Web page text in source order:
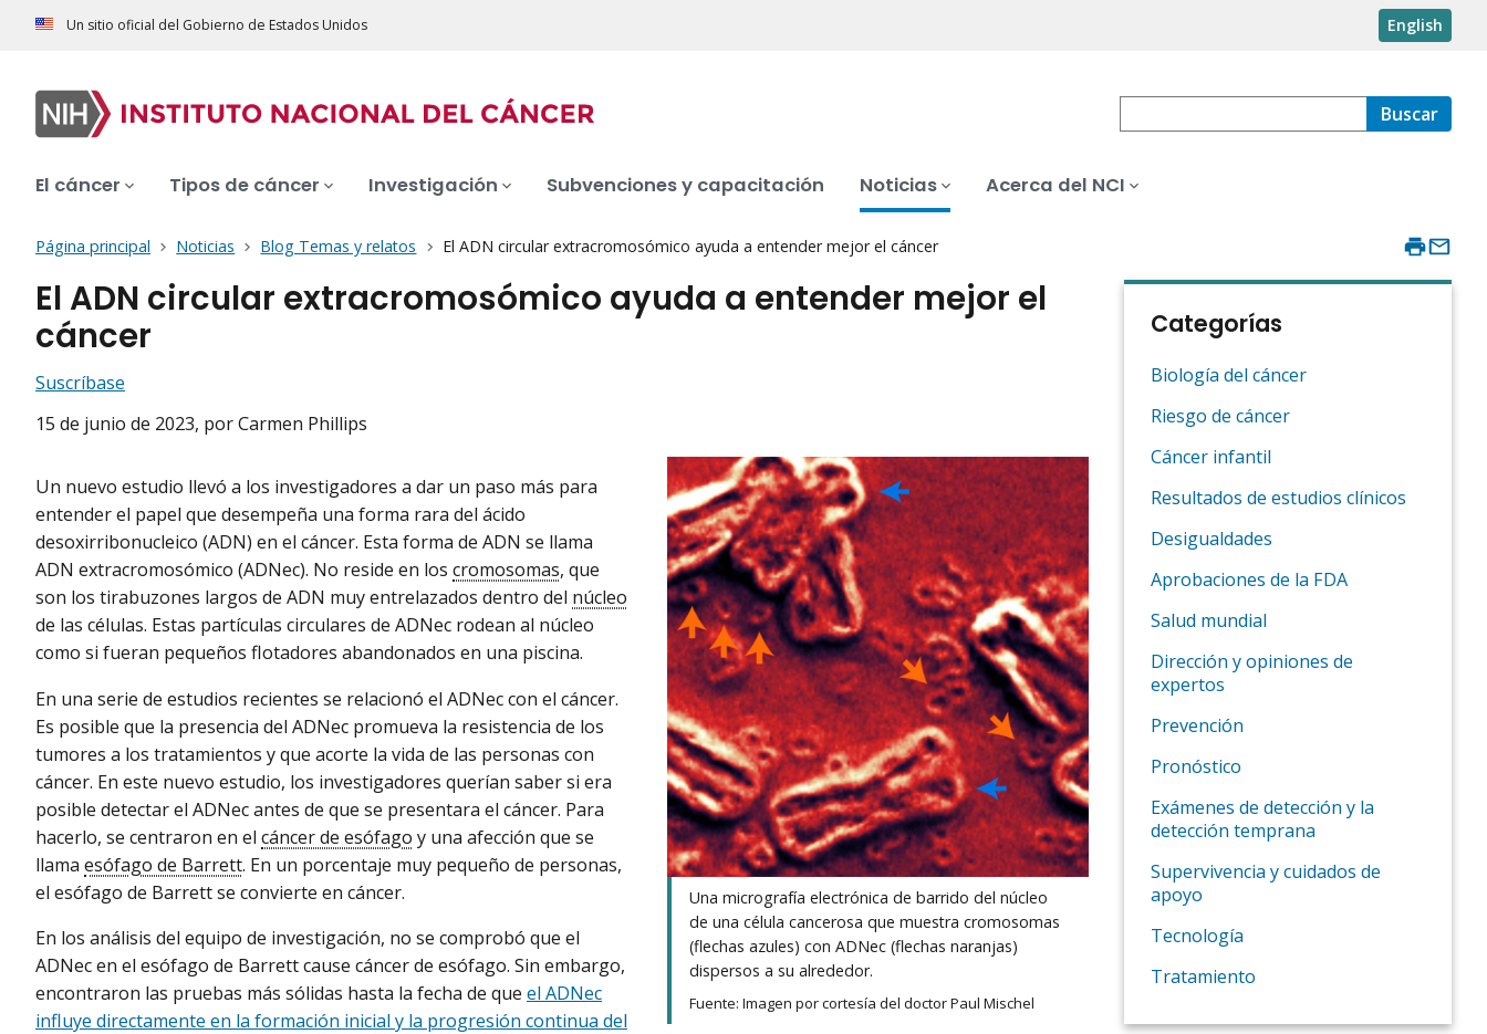
Un sitio oficial del Gobierno de Estados Unidos English
Buscar
El cáncer Tipos de cáncer Investigación Subvenciones y capacitación Noticias Acerca del NCI
Página principal Noticias Blog Temas y relatos El ADN circular extracromosómico ayuda a entender mejor el cáncer
El ADN circular extracromosómico ayuda a entender mejor el
cáncer
Suscríbase
15 de junio de 2023, por Carmen Phillips
Una micrografía electrónica de barrido del núcleo
de una célula cancerosa que muestra cromosomas
(flechas azules) con ADNec (flechas naranjas)
dispersos a su alrededor.
Fuente: Imagen por cortesía del doctor Paul Mischel
Un nuevo estudio llevó a los investigadores a dar un paso más para
entender el papel que desempeña una forma rara del ácido
desoxirribonucleico (ADN) en el cáncer. Esta forma de ADN se llama
ADN extracromosómico (ADNec). No reside en los cromosomas, que
son los tirabuzones largos de ADN muy entrelazados dentro del núcleo
de las células. Estas partículas circulares de ADNec rodean al núcleo
como si fueran pequeños flotadores abandonados en una piscina.
En una serie de estudios recientes se relacionó el ADNec con el cáncer.
Es posible que la presencia del ADNec promueva la resistencia de los
tumores a los tratamientos y que acorte la vida de las personas con
cáncer. En este nuevo estudio, los investigadores querían saber si era
posible detectar el ADNec antes de que se presentara el cáncer. Para
hacerlo, se centraron en el cáncer de esófago y una afección que se
llama esófago de Barrett. En un porcentaje muy pequeño de personas,
el esófago de Barrett se convierte en cáncer.
En los análisis del equipo de investigación, no se comprobó que el
ADNec en el esófago de Barrett cause cáncer de esófago. Sin embargo,
encontraron las pruebas más sólidas hasta la fecha de que el ADNec
influye directamente en la formación inicial y la progresión continua del
Categorías
Biología del cáncer
Riesgo de cáncer
Cáncer infantil
Resultados de estudios clínicos
Desigualdades
Aprobaciones de la FDA
Salud mundial
Dirección y opiniones de
expertos
Prevención
Pronóstico
Exámenes de detección y la
detección temprana
Supervivencia y cuidados de
apoyo
Tecnología
Tratamiento